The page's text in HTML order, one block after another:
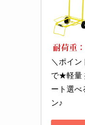
＼ポイン
で★軽量
ート選べ
ン♪